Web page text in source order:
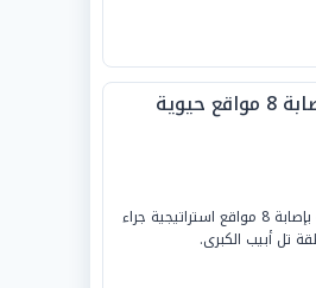
أفادت صحيفة «يديعوت أحرونوت» العبرية بإصابة 8 مواقع استراتيجية جراء
تل أبيب الكبرى.